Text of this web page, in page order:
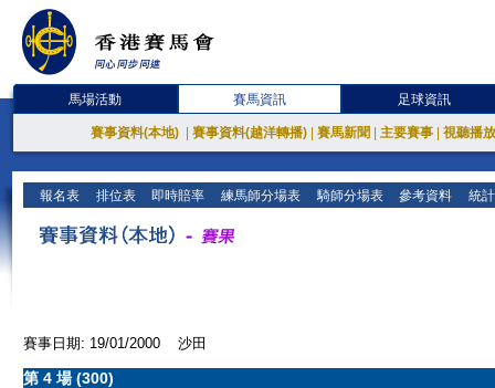
馬場活動 賽馬資訊 足球資訊
賽事資料(本地) 賽事資料(越洋轉播) 賽馬新聞 主要賽事 視聽播
報名表 排位表 即時賠率 練馬師分場表 騎師分場表 參考資料 統
賽事日期: 19/01/2000 沙田
第 4 場 (300)